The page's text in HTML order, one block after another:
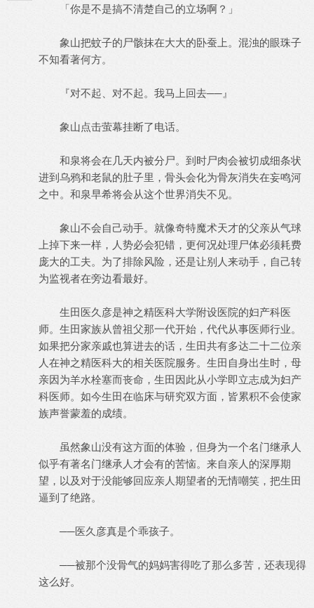
「你是不是搞不清楚自己的立场啊？」
象山把蚊子的尸骸抹在大大的卧蚕上。混浊的眼珠子
不知看著何方。
『对不起、对不起。我马上回去──』
象山点击萤幕挂断了电话。
和泉将会在几天内被分尸。到时尸肉会被切成细条状
进到乌鸦和老鼠的肚子里，骨头会化为骨灰消失在妄鸣河
之中。和泉早希将会从这个世界消失不见。
象山不会自己动手。就像奇特魔术天才的父亲从气球
上掉下来一样，人势必会犯错，更何况处理尸体必须耗费
庞大的工夫。为了排除风险，还是让别人来动手，自己转
为监视者在旁边看最好。
生田医久彦是神之精医科大学附设医院的妇产科医
师。生田家族从曾祖父那一代开始，代代从事医师行业。
如果把分家亲戚也算进去的话，生田共有多达二十二位亲
人在神之精医科大的相关医院服务。生田自身出生时，母
亲因为羊水栓塞而丧命，生田因此从小学即立志成为妇产
科医师。如今生田在临床与研究双方面，皆累积不会使家
族声誉蒙羞的成绩。
虽然象山没有这方面的体验，但身为一个名门继承人
似乎有著名门继承人才会有的苦恼。来自亲人的深厚期
望，以及对于没能够回应亲人期望者的无情嘲笑，把生田
逼到了绝路。
──医久彦真是个乖孩子。
──被那个没骨气的妈妈害得吃了那么多苦，还表现得
这么好。